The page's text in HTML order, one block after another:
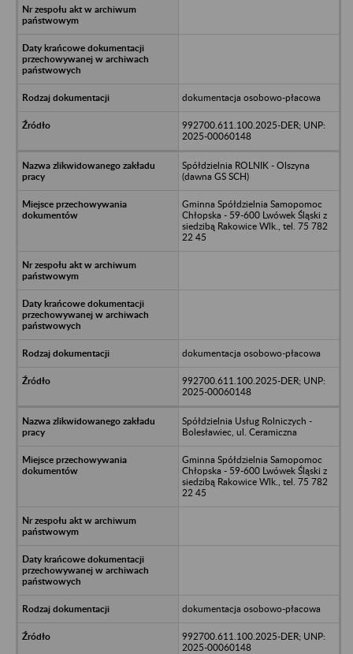
dokumentacja osobowo-płacowa
992700.611.100.2025-DER; UNP:
2025-00060148
Spółdzielnia ROLNIK - Olszyna
(dawna GS SCH)
Gminna Spółdzielnia Samopomoc
Chłopska - 59-600 Lwówek Śląski z
siedzibą Rakowice Wlk., tel. 75 782
22 45
dokumentacja osobowo-płacowa
992700.611.100.2025-DER; UNP:
2025-00060148
Spółdzielnia Usług Rolniczych -
Bolesławiec, ul. Ceramiczna
Gminna Spółdzielnia Samopomoc
Chłopska - 59-600 Lwówek Śląski z
siedzibą Rakowice Wlk., tel. 75 782
22 45
dokumentacja osobowo-płacowa
992700.611.100.2025-DER; UNP:
2025-00060148